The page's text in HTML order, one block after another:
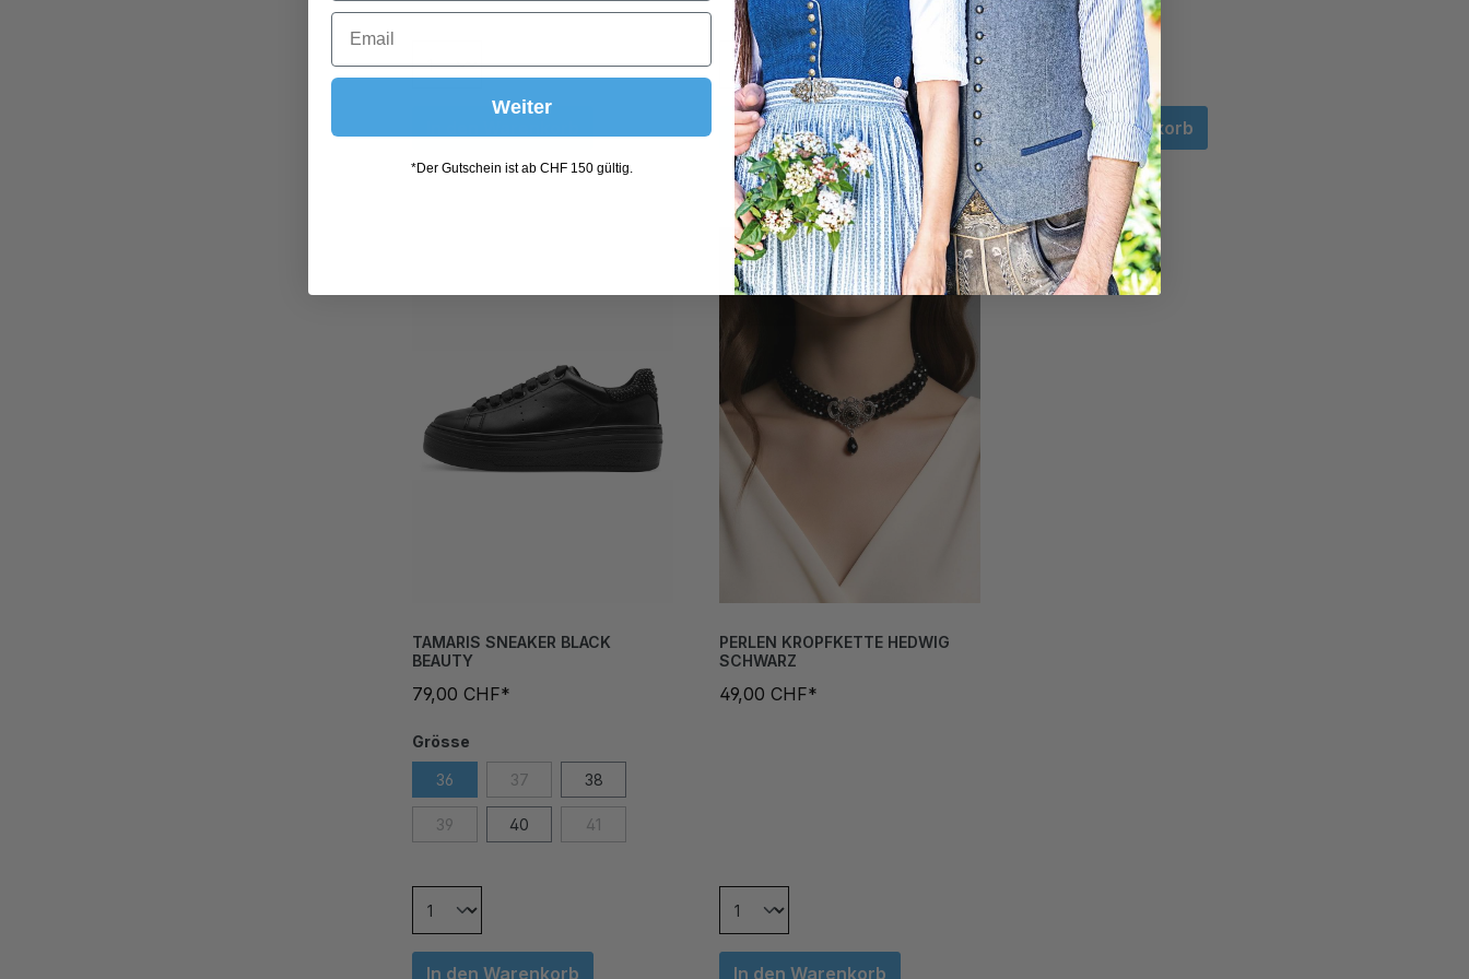
In den Warenkorb In den Warenkorb
TAMARIS SNEAKER BLACK
BEAUTY
79,00 CHF*
Grösse
36 37 38
39 40 41
In den Warenkorb
PERLEN KROPFKETTE HEDWIG
SCHWARZ
49,00 CHF*
In den Warenkorb
Weiter
*Der Gutschein ist ab CHF 150 gültig.